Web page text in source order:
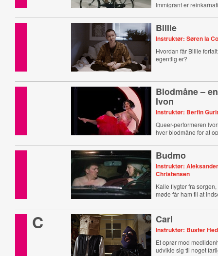
Immigrant er
Billie
Instruktør: Søren la
Hvordan får Billie
egentlig er?
Blodmåne –
Ivon
Instruktør: Berfin
Queer-performeren
hver blodmåne for at
Budmo
Instruktør:
Christensen
Kalle flygter fra
møde får ham til at
C Carl
Instruktør: Buster
Et oprør mod
udvikle sig til noget